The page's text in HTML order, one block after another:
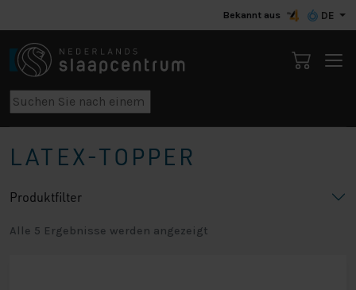
Bekannt aus DE
LATEX-TOPPER
Produktfilter
Alle 5 Ergebnisse werden angezeigt